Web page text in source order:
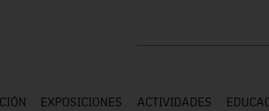
EXPOSICIONES ACTIVIDADES